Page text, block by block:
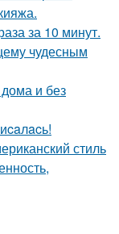
за 10 минут.
чудесным
и без
стиль